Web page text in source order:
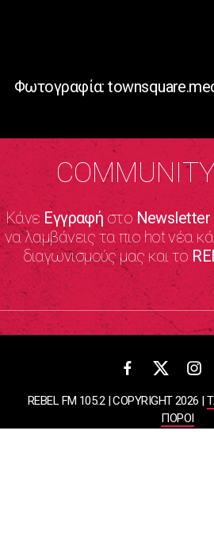
Φωτογραφία:
Κάνε Εγγραφήστο Newsletter
να λαμβάνεις τα πιο hot νέα
διαγωνισμούς μας και το
REBEL FM 105.2 | COPYRIGHT 2026 |
ΠΟΡΟΙ